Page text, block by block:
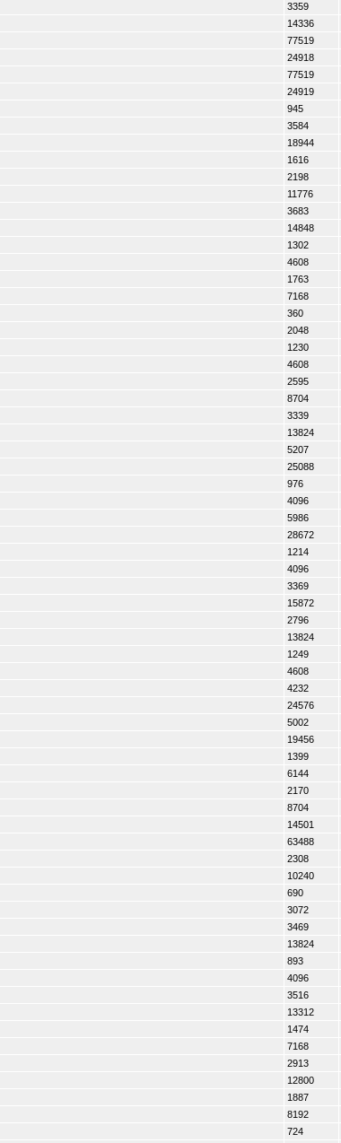
3359
14336
77519
24918
77519
24919
945
3584
18944
1616
2198
11776
3683
14848
1302
4608
1763
7168
360
2048
1230
4608
2595
8704
3339
13824
5207
25088
976
4096
5986
28672
1214
4096
3369
15872
2796
13824
1249
4608
4232
24576
5002
19456
1399
6144
2170
8704
14501
63488
2308
10240
690
3072
3469
13824
893
4096
3516
13312
1474
7168
2913
12800
1887
8192
724